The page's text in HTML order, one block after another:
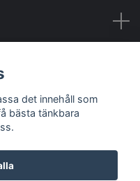
det innehåll som
bästa tänkbara